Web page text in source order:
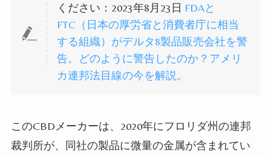
ください：2023年8月23日 FDAと
FTC（日本の厚労省と消費者庁に相当
する組織）がデルタ8製品販売会社を警
告。どのように警告したのか？アメリ
カ連邦法目線の今を解説。
このCBD メーカーは、 2020年にフロリダ州の連邦
裁判所が、同社の製品に微量の金属が含まれてい